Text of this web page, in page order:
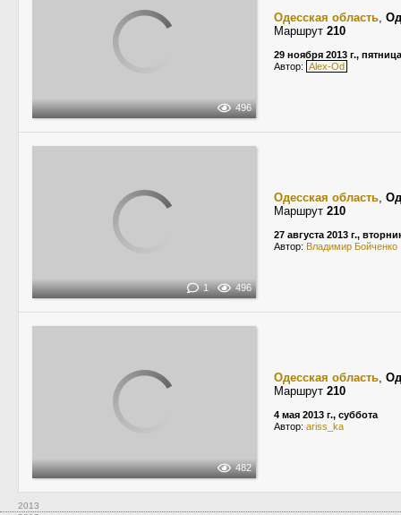
496
Одесская область,
Маршрут 210
29 ноября 2013 г., пятница
Автор: Alex-Od
1 496
Одесская область,
Маршрут 210
27 августа 2013 г.,
Автор: Владимир Бойченко
482
Одесская область,
Маршрут 210
4 мая 2013 г., суббота
Автор: ariss_ka
2013